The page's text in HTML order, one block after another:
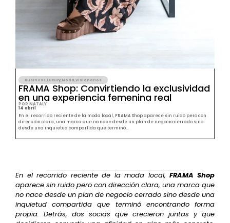
Business Luxury Moda Visionarios
FRAMA Shop: Convirtiendo la exclusividad
en una experiencia femenina real
POR NATALY
14 abril
En el recorrido reciente de la moda local, FRAMA Shop aparece sin ruido pero con
dirección clara, una marca que no nace desde un plan de negocio cerrado sino
desde una inquietud compartida que terminó...
En el recorrido reciente de la moda local,FRAMA Shop
aparece sin ruido pero con dirección clara, una marca que
no nace desde un plan de negocio cerrado sino desde una
inquietud compartida que terminó encontrando forma
propia. Detrás, dos socias que crecieron juntas y que